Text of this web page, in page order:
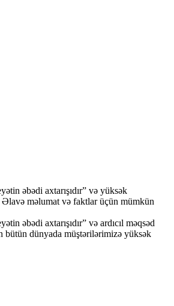
əbədi axtarışıdır” və yüksək
Əlavə məlumat və faktlar üçün mümkün
əbədi axtarışıdır” və ardıcıl məqsəd
bütün dünyada müştərilərimizə yüksək